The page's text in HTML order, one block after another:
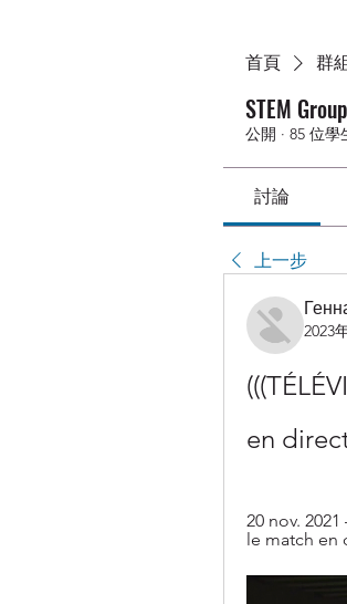
首頁 群
STEM
公開 · 85 位學
討論
上一步
2023
en
20 nov.
le match en